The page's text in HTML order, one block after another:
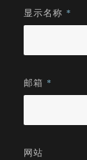
显示名称 *
邮箱 *
网站